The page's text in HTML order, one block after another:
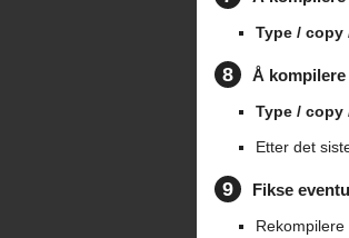
Type / copy
8 Å
Type / copy
Etter det
9 Fikse